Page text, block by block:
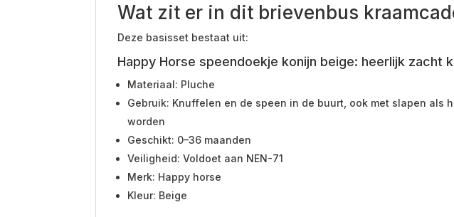
Wat zit er in dit brievenbus
Deze basisset bestaat uit:
Happy Horse speendoekje konijn beige: heerlijk
Materiaal: Pluche
Gebruik: Knuffelen en de speen in de buurt, ook met slapen
worden
Geschikt: 0–36 maanden
Veiligheid: Voldoet aan NEN-71
Merk: Happy horse
Kleur: Beige